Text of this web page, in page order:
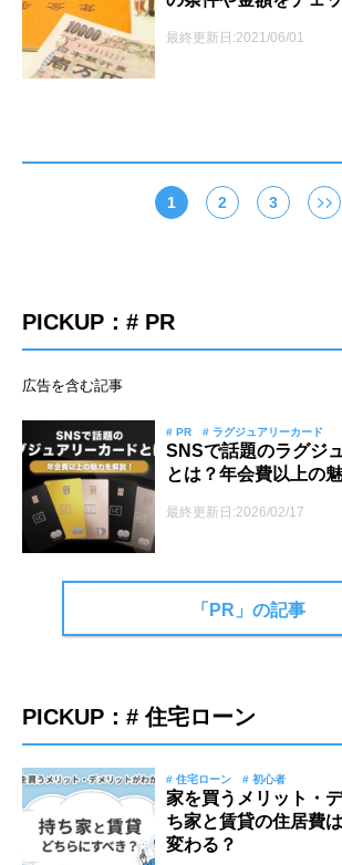
最終更新日:2021/06/01
1 2 3
PICKUP：# PR
広告を含む記事
# PR # ラグジュアリーカード
SNSで話題のラグジ
とは？年会費以上の
最終更新日:2026/02/17
「PR」の記事
PICKUP：# 住宅ローン
# 住宅ローン # 初心者
家を買うメリット・
ち家と賃貸の住居費
変わる？